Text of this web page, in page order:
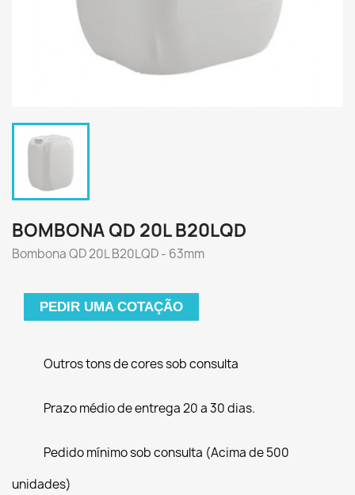
BOMBONA QD 20L B20LQD
Bombona QD 20L B20LQD - 63mm
PEDIR UMA COTAÇÃO
Outros tons de cores sob consulta
Prazo médio de entrega 20 a 30 dias.
Pedido mínimo sob consulta (Acima de 500
unidades)